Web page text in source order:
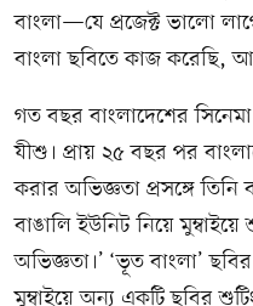
বাংলা—যে প্রজেক্ট ভালো
বাংলা ছবিতে কাজ করেছি,
গত বছর বাংলাদেশের
যীশু। প্রায় ২৫ বছর পর
করার অভিজ্ঞতা প্রসঙ্গে তিনি
বাঙালি ইউনিট নিয়ে
অভিজ্ঞতা।’ ‘ভূত বাংলা’ ছবির
মুম্বাইয়ে অন্য একটি ছবির